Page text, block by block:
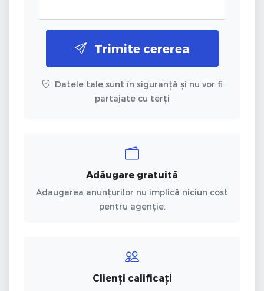
Trimite cererea
Datele tale sunt în siguranță și nu vor fi
partajate cu terți
Adăugare gratuită
Adaugarea anunțurilor nu implică niciun cost
pentru agenție.
Clienți calificați